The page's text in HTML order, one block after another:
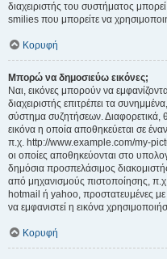
διαχειριστής του συστήματος
smilies που μπορείτε να
Κορυφή
Μπορώ να δημοσιεύω εικόνες;
Ναι, εικόνες μπορούν να
διαχειριστής επιτρέπει τα
σύστημα συζητήσεων. Διαφορετικά,
εικόνα η οποία αποθηκεύεται σε
π.χ. http://www.example.com/my-
οι οποίες αποθηκεύονται στο
δημόσια προσπελάσιμος
από μηχανισμούς πιστοποίησης,
hotmail ή yahoo, προστατευμένες
να εμφανιστεί η εικόνα
Κορυφή